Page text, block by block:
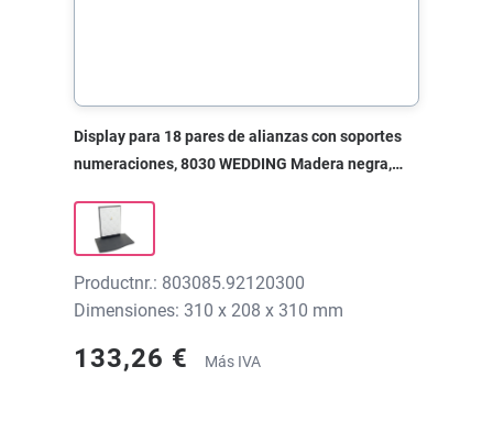
Display para 18 pares de alianzas con soportes
numeraciones, 8030 WEDDING Madera negra,
Productnr.: 803085.92120300
Dimensiones: 310 x 208 x 310 mm
133,26 € Más IVA